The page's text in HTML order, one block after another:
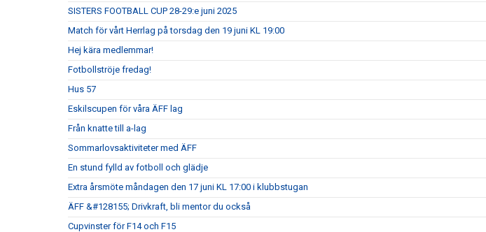
SISTERS FOOTBALL CUP 28-29:e juni 2025
Match för vårt Herrlag på torsdag den 19 juni KL 19:00
Hej kära medlemmar!
Fotbollströje fredag!
Hus 57
Eskilscupen för våra ÄFF lag
Från knatte till a-lag
Sommarlovsaktiviteter med ÄFF
En stund fylld av fotboll och glädje
Extra årsmöte måndagen den 17 juni KL 17:00 i klubbstugan
ÄFF &#128155; Drivkraft, bli mentor du också
Cupvinster för F14 och F15